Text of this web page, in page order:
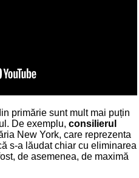
primărie sunt mult mai puțin
De exemplu, consilierul
New York, care reprezenta
s-a lăudat chiar cu eliminarea
de asemenea, de maximă